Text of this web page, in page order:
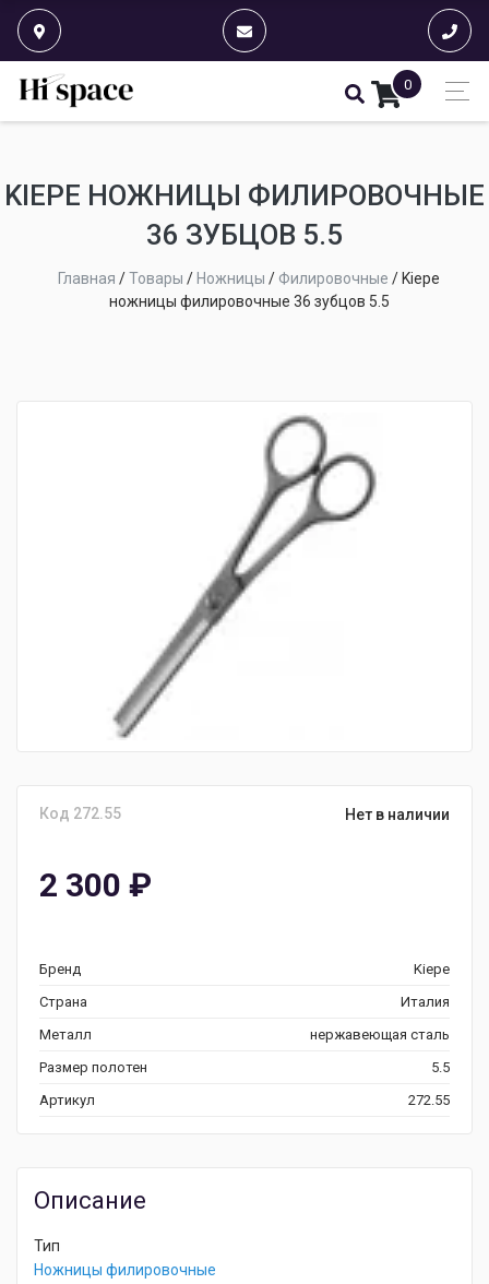
0
KIEPE НОЖНИЦЫ ФИЛИРОВОЧНЫЕ
36 ЗУБЦОВ 5.5
Главная /Товары / Ножницы / Филировочные / Kiepe
ножницы филировочные 36 зубцов 5.5
Код 272.55 Нет в наличии
2 300 ₽
Бренд
Kiepe
Страна
Италия
Металл
нержавеющая сталь
Размер полотен
5.5
Артикул
272.55
Описание
Тип
Ножницы филировочные